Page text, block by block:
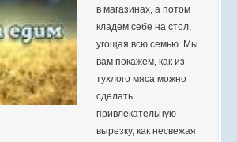
в магазинах, а потом
кладем себе на стол,
угощая всю семью. Мы
вам покажем, как из
тухлого мяса можно
сделать
привлекательную
вырезку, как несвежая